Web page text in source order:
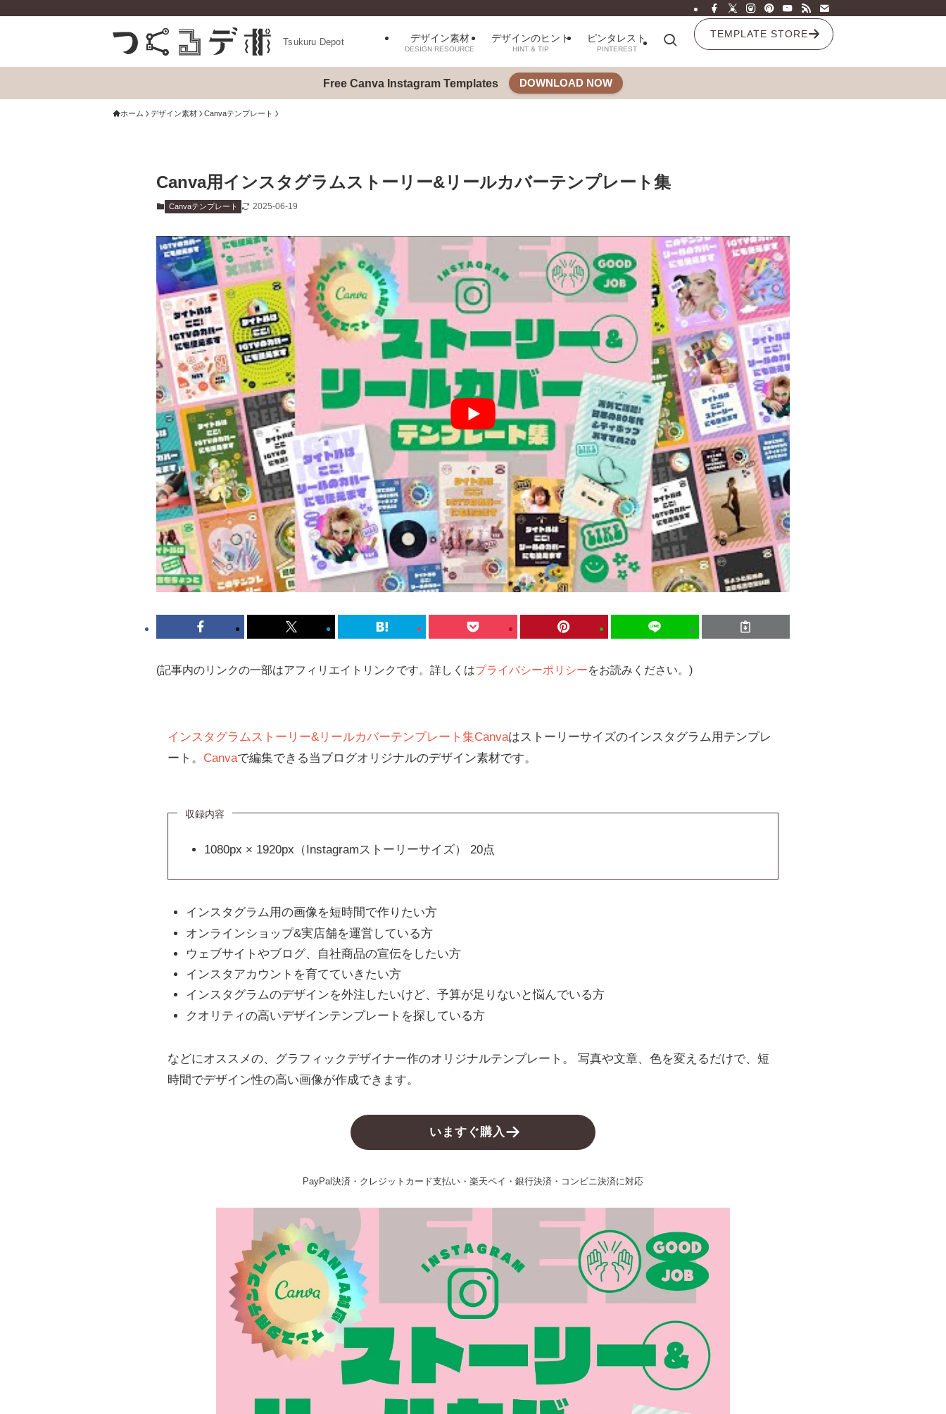
Tsukuru Depot デザイン素材
DESIGN RESOURCE
デザインのヒント
HINT & TIP
ピンタレスト
PINTEREST
TEMPLATE STORE
Free Canva Instagram Templates DOWNLOAD NOW
ホーム デザイン素材 Canvaテンプレート
Canva用インスタグラムストーリー&リールカバーテンプレート集
Canvaテンプレート 2025-06-19
(記事内のリンクの一部はアフィリエイトリンクです。詳しくはプライバシーポリシーをお読みください。)
インスタグラムストーリー&リールカバーテンプレート集Canvaはストーリーサイズのインスタグラム用テンプレ
ート。 Canvaで編集できる当ブログオリジナルのデザイン素材です。
収録内容
1080px × 1920px（Instagramストーリーサイズ） 20点
インスタグラム用の画像を短時間で作りたい方
オンラインショップ&実店舗を運営している方
ウェブサイトやブログ、自社商品の宣伝をしたい方
インスタアカウントを育てていきたい方
インスタグラムのデザインを外注したいけど、予算が足りないと悩んでいる方
クオリティの高いデザインテンプレートを探している方
などにオススメの、グラフィックデザイナー作のオリジナルテンプレート。 写真や文章、色を変えるだけで、短
時間でデザイン性の高い画像が作成できます。
いますぐ購入
PayPal決済・クレジットカード支払い・楽天ペイ・銀行決済・コンビニ決済に対応